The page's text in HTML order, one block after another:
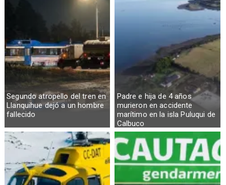
Segundo atropello del tren en
Llanquihue dejó a un hombre
fallecido
Padre e hija de 4 años
murieron en accidente
marítimo en la isla Puluqui de
Calbuco